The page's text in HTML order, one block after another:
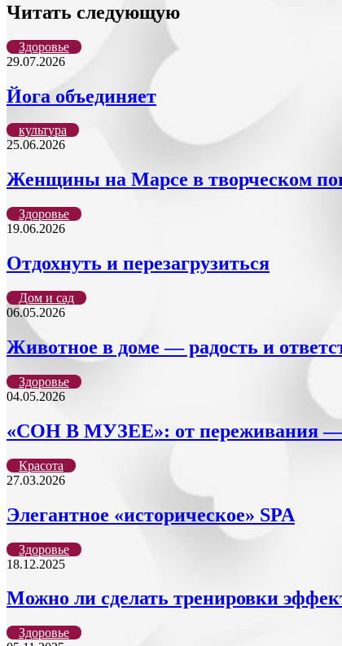
почту
Читать следующую
Здоровье
29.07.2026
Йога объединяет
культура
25.06.2026
Женщины на Марсе в творческом
Здоровье
19.06.2026
Отдохнуть и перезагрузиться
Дом и сад
06.05.2026
Животное в доме — радость и
Здоровье
04.05.2026
«СОН В МУЗЕЕ»: от переживания —
Красота
27.03.2026
Элегантное «историческое» SPA
Здоровье
18.12.2025
Можно ли сделать тренировки
Здоровье